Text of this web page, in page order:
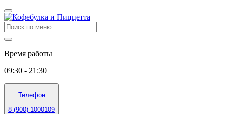
Время работы
09:30 - 21:30
Телефон
8 (900) 1000109